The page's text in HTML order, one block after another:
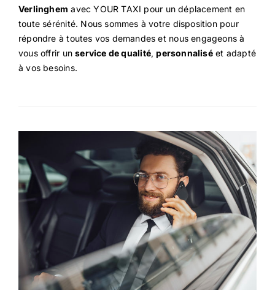
Verlinghem avec YOUR TAXI pour un déplacement en
toute sérénité. Nous sommes à votre disposition pour
répondre à toutes vos demandes et nous engageons à
vous offrir unservice de qualité,personnaliséet adapté
à vos besoins.